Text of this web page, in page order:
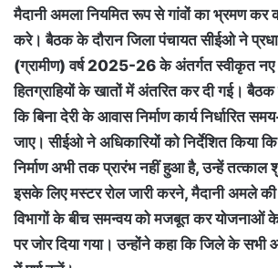
मैदानी अमला नियमित रूप से गांवों का भ्रमण कर
करे। बैठक के दौरान जिला पंचायत सीईओ ने
(ग्रामीण) वर्ष 2025-26 के अंतर्गत स्वीकृत नए
हितग्राहियों के खातों में अंतरित कर दी गई। बैठक
कि बिना देरी के आवास निर्माण कार्य निर्धारित
जाए। सीईओ ने अधिकारियों को निर्देशित किया
निर्माण अभी तक प्रारंभ नहीं हुआ है, उन्हें तत्काल
इसके लिए मस्टर रोल जारी करने, मैदानी अमले
विभागों के बीच समन्वय को मजबूत कर योजनाओं के
पर जोर दिया गया। उन्होंने कहा कि जिले के सभी